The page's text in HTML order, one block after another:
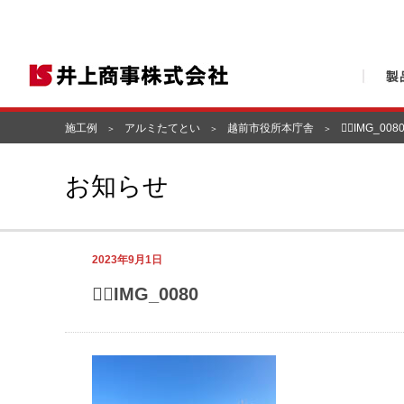
施工例 アルミたてとい 越前市役所本庁舎 ①IMG_0080
お知らせ
2023年9月1日
①IMG_0080